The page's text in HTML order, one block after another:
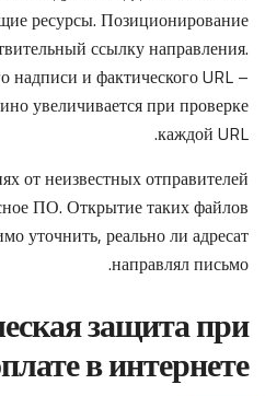
ресурсы. Позиционирование
ссылку направления.
надписи и фактического URL –
увеличивается при проверке
каждой URL.
от неизвестных отправителей
ПО. Открытие таких файлов
уточнить, реально ли адресат
направлял письмо.
защита при
в интернете